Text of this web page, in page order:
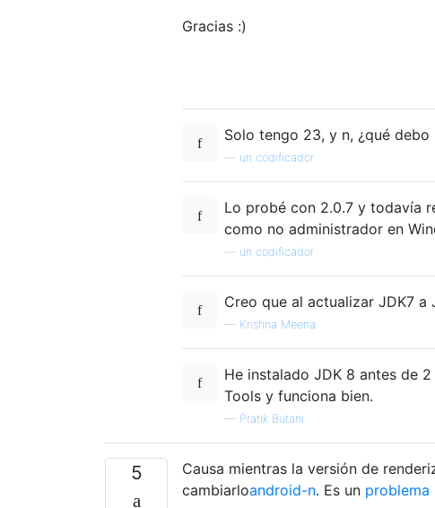
Gracias :)
Solo tengo 23, y n, ¿qué debo
un codificador
Lo probé con 2.0.7 y todavía
como no administrador en
un codificador
Creo que al actualizar JDK7
— Krishna Meena
He instalado JDK 8 antes de
Tools y funciona bien.
— Pratik Butani
5 Causa mientras la versión de
cambiarloandroid-n. Es un problema